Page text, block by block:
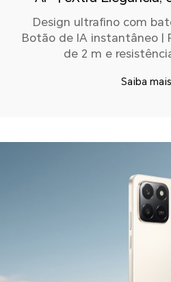
Design ultrafino com
Botão de IA instantâneo |
de 2 m e
Saiba mais